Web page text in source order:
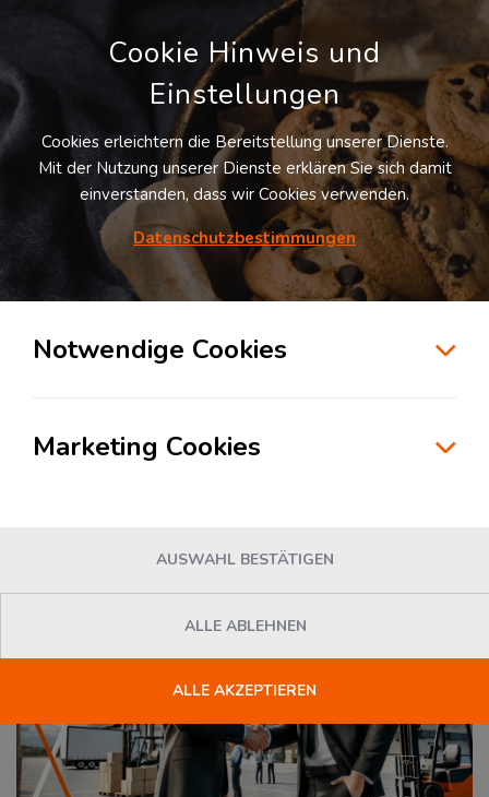
Suche
zwischen Verladern und
Cookie Hinweis und
Einstellungen
Cookies erleichtern die Bereitstellung unserer Dienste.
Mit der Nutzung unserer Dienste erklären Sie sich damit
einverstanden, dass wir Cookies verwenden.
Datenschutzbestimmungen
Notwendige Cookies
Marketing Cookies
AUSWAHL BESTÄTIGEN
ALLE ABLEHNEN
ALLE AKZEPTIEREN